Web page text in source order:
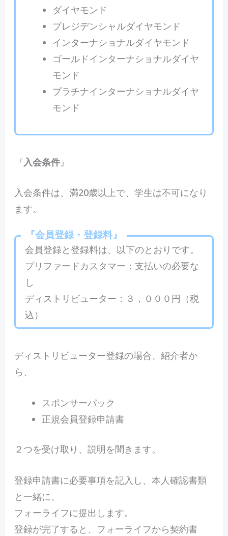
ダイヤモンド
プレジデンシャルダイヤモンド
インターナショナルダイヤモンド
ゴールドインターナショナルダイヤ
モンド
プラチナインターナショナルダイヤ
モンド
『 入会条件』
入会条件は、満20歳以上で、学生は不可になり
ます。
『会員登録・登録料』
会員登録と登録料は、以下のとおりです。
プリファードカスタマー：支払いの必要な
し
ディストリビューター：３，０００円（税
込）
ディストリビューター登録の場合、紹介者か
ら、
スポンサーパック
正規会員登録申請書
２つを受け取り、説明を聞きます。
登録申請書に必要事項を記入し、本人確認書類
と一緒に、
フォーライフに提出します。
登録が完了すると、フォーライフから契約書